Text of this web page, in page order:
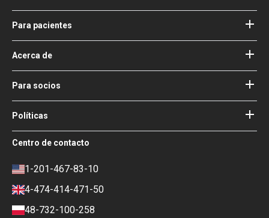
Para pacientes
Hospitales
Médicos
Blog
Guías
Sus garantías
Acerca de
Acerca de Bookimed
Cómo funciona
Nuestros médicos
Consejo de Asesoría Médica de
Bookimed
Impacto social y Medios de
Carrera
Contactos
Para socios
Agregue su hospital
Acceso para socios
Políticas
Términos de uso
Política de privacidad
Política de reseñas
Condiciones de pago y depósito
Política de clasificación
Centro de contacto
1-201-467-83-10
4-474-414-471-50
48-732-100-258